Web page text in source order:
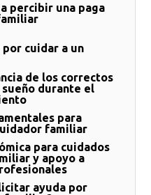
percibir una paga
por cuidar a un
de los correctos
durante el
para
familiar
para cuidados
y apoyo a
ayuda por